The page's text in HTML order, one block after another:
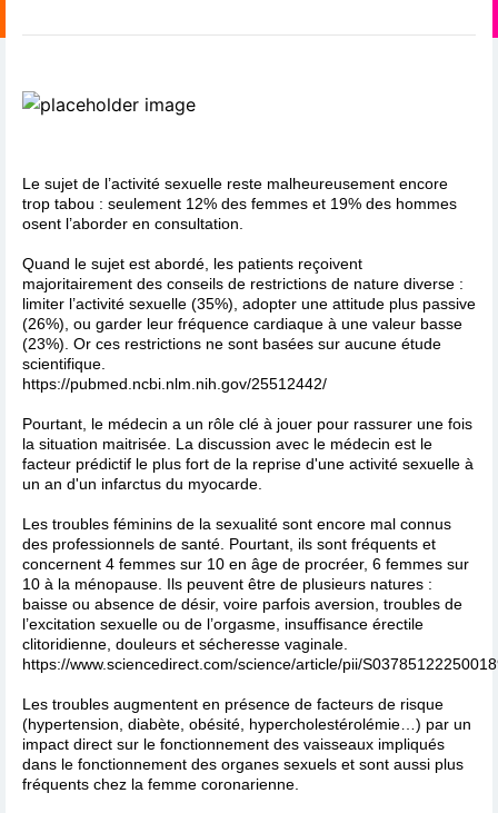
Le sujet de l’activité sexuelle reste malheureusement encore
trop tabou : seulement 12% des femmes et 19% des hommes
osent l’aborder en consultation.
Quand le sujet est abordé, les patients reçoivent
majoritairement des conseils de restrictions de nature diverse :
limiter l’activité sexuelle (35%), adopter une attitude plus passive
(26%), ou garder leur fréquence cardiaque à une valeur basse
(23%). Or ces restrictions ne sont basées sur aucune étude
scientifique.
https://pubmed.ncbi.nlm.nih.gov/25512442/
Pourtant, le médecin a un rôle clé à jouer pour rassurer une fois
la situation maitrisée. La discussion avec le médecin est le
facteur prédictif le plus fort de la reprise d'une activité sexuelle à
un an d'un infarctus du myocarde.
Les troubles féminins de la sexualité sont encore mal connus
des professionnels de santé. Pourtant, ils sont fréquents et
concernent 4 femmes sur 10 en âge de procréer, 6 femmes sur
10 à la ménopause. Ils peuvent être de plusieurs natures :
baisse ou absence de désir, voire parfois aversion, troubles de
l’excitation sexuelle ou de l’orgasme, insuffisance érectile
clitoridienne, douleurs et sécheresse vaginale.
https://www.sciencedirect.com/science/article/pii/
Les troubles augmentent en présence de facteurs de risque
(hypertension, diabète, obésité, hypercholestérolémie…) par un
impact direct sur le fonctionnement des vaisseaux impliqués
dans le fonctionnement des organes sexuels et sont aussi plus
fréquents chez la femme coronarienne.